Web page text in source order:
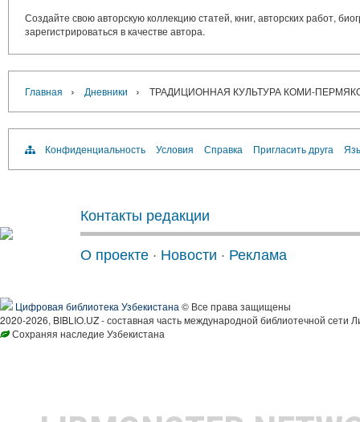
Создайте свою авторскую коллекцию статей, книг, авторских работ,
зарегистрироваться в качестве автора.
Главная › Дневники › ТРАДИЦИОННАЯ КУЛЬТУРА КОМИ-ПЕРМЯКОВ.
Конфиденциальность Условия Справка Пригласить друга
Контакты редакции
О проекте · Новости · Реклама
Цифровая библиотека Узбекистана © Все права защищены
2020-2026, BIBLIO.UZ - составная часть международной библиотечной сети
Сохраняя наследие Узбекистана